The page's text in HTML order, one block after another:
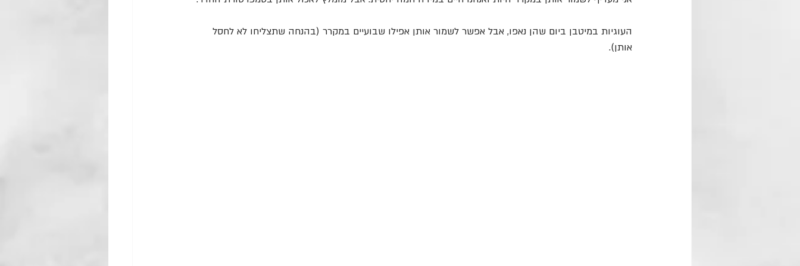
העוגיות במיטבן ביום שהן נאפו, אבל אפשר לשמור אותן אפילו שבועיים במקרר (בהנחה שתצליחו לא לחסל
אותן).